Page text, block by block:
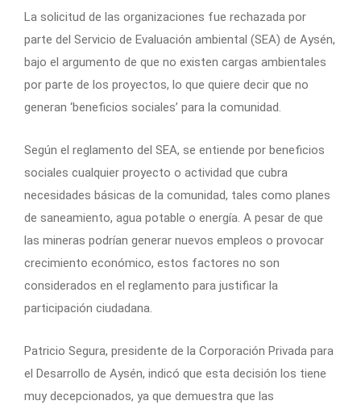
La solicitud de las organizaciones fue rechazada por
parte del Servicio de Evaluación ambiental (SEA) de Aysén,
bajo el argumento de que no existen cargas ambientales
por parte de los proyectos, lo que quiere decir que no
generan ‘beneficios sociales’ para la comunidad.
Según el reglamento del SEA, se entiende por beneficios
sociales cualquier proyecto o actividad que cubra
necesidades básicas de la comunidad, tales como planes
de saneamiento, agua potable o energía. A pesar de que
las mineras podrían generar nuevos empleos o provocar
crecimiento económico, estos factores no son
considerados en el reglamento para justificar la
participación ciudadana.
Patricio Segura, presidente de la Corporación Privada para
el Desarrollo de Aysén, indicó que esta decisión los tiene
muy decepcionados, ya que demuestra que las